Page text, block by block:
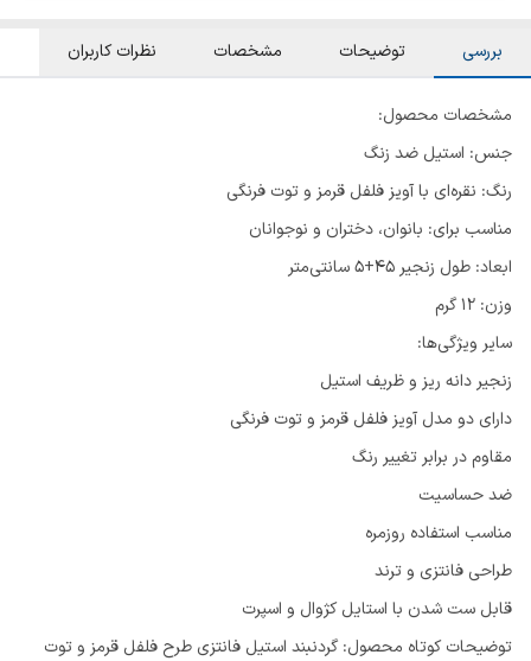
بررسی توضیحات مشخصات نظرات کاربران
مشخصات محصول:
جنس: استیل ضد زنگ
رنگ: نقره‌ای با آویز فلفل قرمز و توت فرنگی
مناسب برای: بانوان، دختران و نوجوانان
ابعاد: طول زنجیر 45+5 سانتی‌متر
وزن: 12 گرم
سایر ویژگی‌ها:
زنجیر دانه ریز و ظریف استیل
دارای دو مدل آویز فلفل قرمز و توت فرنگی
مقاوم در برابر تغییر رنگ
ضد حساسیت
مناسب استفاده روزمره
طراحی فانتزی و ترند
قابل ست شدن با استایل کژوال و اسپرت
توضیحات کوتاه محصول: گردنبند استیل فانتزی طرح فلفل قرمز و توت